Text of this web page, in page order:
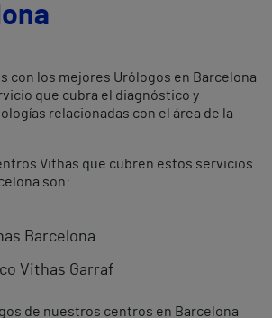
con los mejores Urólogos en Barcelona
que cubra el diagnóstico y
relacionadas con el área de la
Vithas que cubren estos servicios
son:
Barcelona
Vithas Garraf
de nuestros centros en Barcelona